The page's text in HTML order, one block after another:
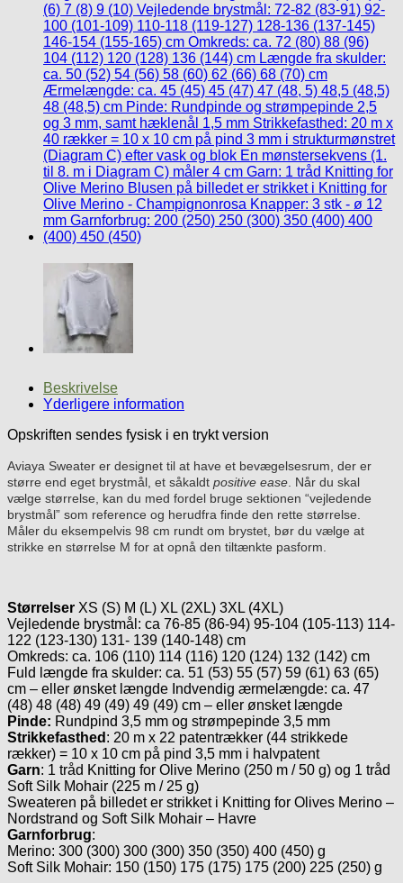
Beskrivelse
Yderligere information
Opskriften sendes fysisk i en trykt version
Aviaya Sweater er designet til at have et bevægelsesrum, der er
større end eget brystmål, et såkaldt positive ease . Når du skal
vælge størrelse, kan du med fordel bruge sektionen “vejledende
brystmål” som reference og herudfra finde den rette størrelse.
Måler du eksempelvis 98 cm rundt om brystet, bør du vælge at
strikke en størrelse M for at opnå den tiltænkte pasform.
Størrelser XS (S) M (L) XL (2XL) 3XL (4XL)
Vejledende brystmål: ca 76-85 (86-94) 95-104 (105-113) 114-
122 (123-130) 131- 139 (140-148) cm
Omkreds: ca. 106 (110) 114 (116) 120 (124) 132 (142) cm
Fuld længde fra skulder: ca. 51 (53) 55 (57) 59 (61) 63 (65)
cm – eller ønsket længde Indvendig ærmelængde: ca. 47
(48) 48 (48) 49 (49) 49 (49) cm – eller ønsket længde
Pinde: Rundpind 3,5 mm og strømpepinde 3,5 mm
Strikkefasthed : 20 m x 22 patentrækker (44 strikkede
rækker) = 10 x 10 cm på pind 3,5 mm i halvpatent
Garn: 1 tråd Knitting for Olive Merino (250 m / 50 g) og 1 tråd
Soft Silk Mohair (225 m / 25 g)
Sweateren på billedet er strikket i Knitting for Olives Merino –
Nordstrand og Soft Silk Mohair – Havre
Garnforbrug:
Merino: 300 (300) 300 (300) 350 (350) 400 (450) g
Soft Silk Mohair: 150 (150) 175 (175) 175 (200) 225 (250) g